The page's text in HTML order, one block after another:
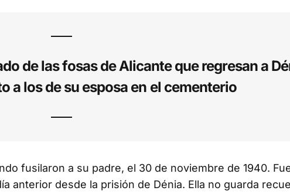
de las fosas de Alicante que regresan a
a los de su esposa en el cementerio
fusilaron a su padre, el 30 de noviembre de 1940.
anterior desde la prisión de Dénia. Ella no guarda